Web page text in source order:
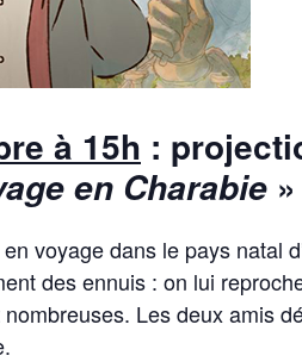
à 15h :
en Charabie
voyage dans le pays natal
des ennuis : on lui
Les deux amis